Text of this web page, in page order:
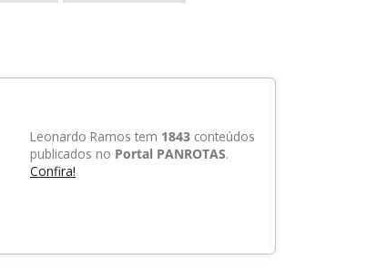
Leonardo Ramos tem 1843 conteúdos
publicados no Portal PANROTAS.
Confira!